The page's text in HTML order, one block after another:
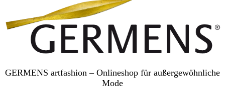
GERMENS artfashion – Onlineshop für außergewöhnliche
Mode